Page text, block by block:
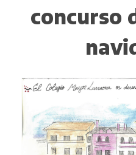
concurso